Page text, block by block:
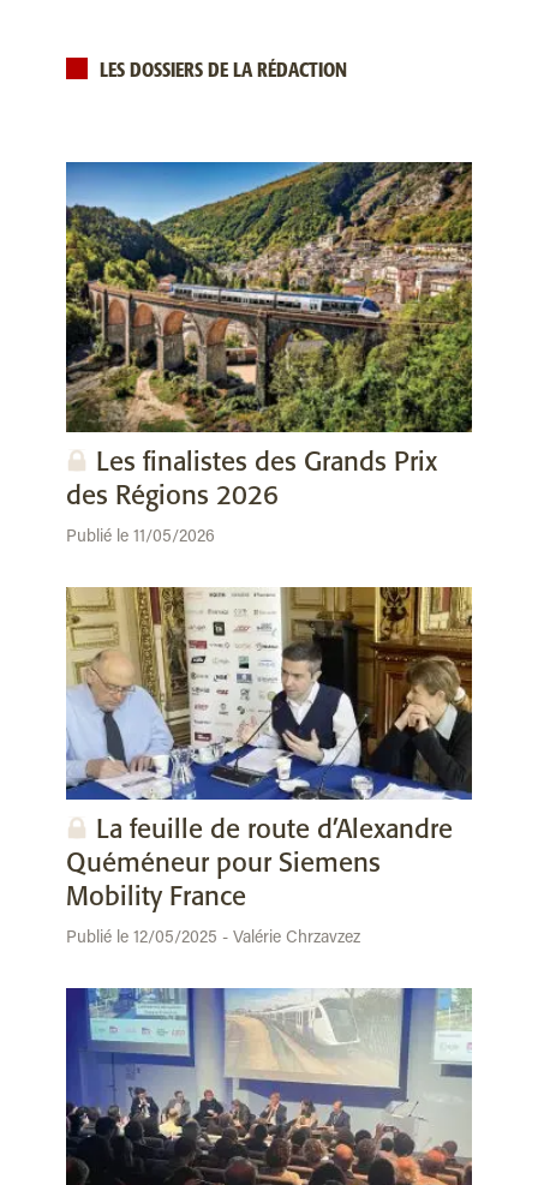
LES DOSSIERS DE LA RÉDACTION
Les finalistes des Grands Prix
des Régions 2026
Publié le 11/05/2026
La feuille de route d’Alexandre
Quéméneur pour Siemens
Mobility France
Publié le 12/05/2025 - Valérie Chrzavzez